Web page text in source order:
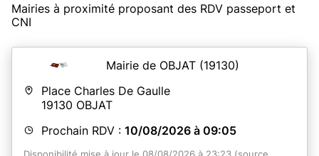
Mairies à proximité proposant des RDV passeport et
CNI
Mairie de OBJAT (19130)
Place Charles De Gaulle
19130 OBJAT
Prochain RDV : 10/08/2026 à 09:05
Disponibilité mise à jour le 08/08/2026 à 23:23 (source